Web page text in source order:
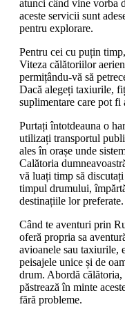
atunci când vine vorba
aceste servicii sunt
pentru explorare.
Pentru cei cu puțin
Viteza călătoriilor
permițându-vă să
Dacă alegeți taxiurile,
suplimentare care pot fi
Purtați întotdeauna o
utilizați transportul
ales în orașe unde
Calătoria
vă luați timp să
timpul drumului,
destinațiile lor preferate.
Când te aventuri prin
oferă propria sa
avioanele sau taxiurile,
peisajele unice și de
drum. Abordă călătoria,
păstrează în minte
fără probleme.